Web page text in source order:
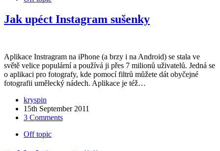
Jak upéct Instagram sušenky
Aplikace Instragram na iPhone (a brzy i na Android) se stala ve
světě velice populární a používá ji přes 7 milionů uživatelů. Jedná se
o aplikaci pro fotografy, kde pomocí filtrů můžete dát obyčejné
fotografii umělecký nádech. Aplikace je též…
kryspin
15th September 2011
3 Comments
Off topic